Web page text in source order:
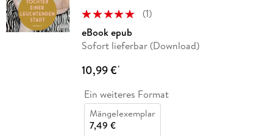
(1)
eBook epub
Sofort lieferbar (Download)
10,99 €*
Ein weiteres Format
Mängelexemplar
7,49 €